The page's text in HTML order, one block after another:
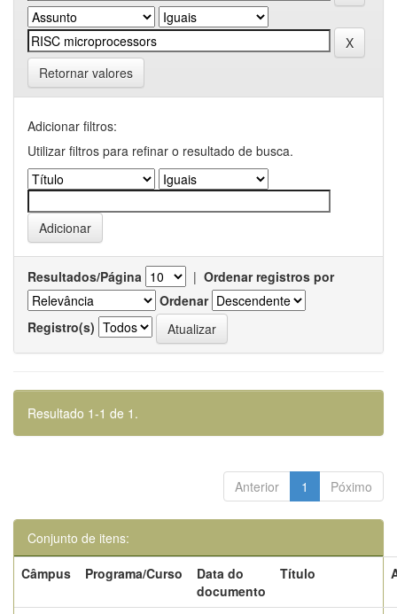
Retornar valores
Adicionar filtros:
Utilizar filtros para refinar o resultado de busca.
Resultados/Página | Ordenar registros por
Ordenar
Registro(s)
Resultado 1-1 de 1.
Anterior 1 Póximo
Conjunto de itens:
Câmpus
Programa/Curso
Data do
documento
Título